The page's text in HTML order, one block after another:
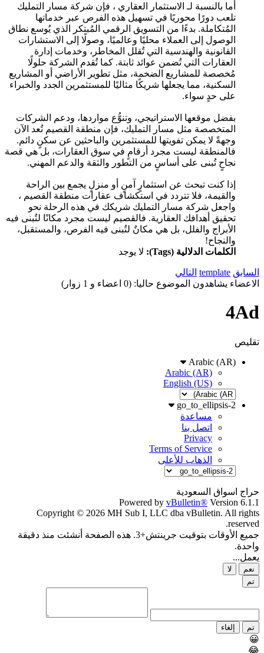
أما بالنسبة لـ الاستثمار العقاري ، فإن شركة مسار التمليك
تلعب دورًا محوريًا في تسهيل هذه الفرص عبر خدماتها
المُتكاملة. بدءًا من التسويق الرقمي المُبتكر الذي يُوسع نطاق
الوصول إلى العملاء محليًا وعالميًا، وصولًا إلى الاستشارات
القانونية والهندسية التي تُقلل المخاطر، وخدمات إدارة
العقارات التي تُضمن عوائد ثابتة. كما تُقدم الشركة حلولًا
مُخصصة للمشاريع الضخمة، مثل تطوير الأراضي أو المشاريع
السكنية، مما يجعلها شريكًا مثاليًا للمستثمرين الجدد والخبراء
على حدٍ سواء.
بفضل موقعها الاستراتيجي، وتنوُّع مواردها، ودعم الشركات
المتخصصة مثل مسار التمليك، فإن منطقة القصيم تُعد الآن
وجهةً لا يمكن تفويتها للمستثمرين والباحثين عن سكنٍ دائم.
فالمنطقة ليست مجرد أرقامٍ في سوق العقارات، بل هي قصة
نجاحٍ تُبنى على أساسٍ من التطور والثقة والدعم المهني.
إذا كنت تبحث عن استثمارٍ آمنٍ أو منزلٍ يجمع بين الراحة
والقيمة، فلا تتردد في استكشاف عقارات منطقة القصيم ،
واجعل شركة مسار التمليك شريكك في هذه الرحلة نحو
تحقيق أهدافك العقارية. فالقصيم ليست مجرد مكانًا لتُبنى فيه
الأبراج والفلل، بل هي مكانٌ لتُبنى فيه الفرص، والمستقبل،
والنجاح!
الكلمات الدلالية (Tags):
لا يوجد
السابق template التالي
الاعضاء يشاهدون الموضوع حاليا: (0 اعضاء و 1 زوار)
4Ad
تقليص
Arabic (AR)
Arabic (AR)
English (US)
go_to_ellipsis-2
مساعدة
اتصل بنا
Privacy
Terms of Service
الذهاب للأعلى
حراج اسواق السعودية
Powered by vBulletin® Version 6.1.1
Copyright © 2026 MH Sub I, LLC dba vBulletin. All rights
reserved.
جميع الأوقات بتوقيت جرينتش+3. هذه الصفحة أنشئت منذ دقيقة
واحدة.
يعمل...
نعم
لا
تم
تم إلغاء
😀
😂